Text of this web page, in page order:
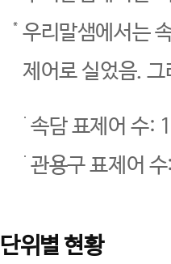
우리말샘에서는
제어로 실었음.
속담 표제어 수:
관용구 표제어
단위별 현황